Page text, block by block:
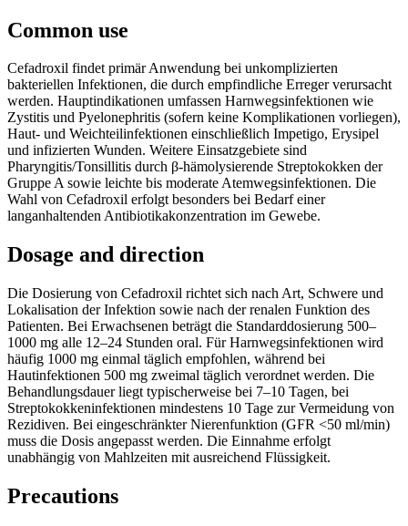
Common use
Cefadroxil findet primär Anwendung bei unkomplizierten
bakteriellen Infektionen, die durch empfindliche Erreger verursacht
werden. Hauptindikationen umfassen Harnwegsinfektionen wie
Zystitis und Pyelonephritis (sofern keine Komplikationen vorliegen),
Haut- und Weichteilinfektionen einschließlich Impetigo, Erysipel
und infizierten Wunden. Weitere Einsatzgebiete sind
Pharyngitis/Tonsillitis durch β-hämolysierende Streptokokken der
Gruppe A sowie leichte bis moderate Atemwegsinfektionen. Die
Wahl von Cefadroxil erfolgt besonders bei Bedarf einer
langanhaltenden Antibiotikakonzentration im Gewebe.
Dosage and direction
Die Dosierung von Cefadroxil richtet sich nach Art, Schwere und
Lokalisation der Infektion sowie nach der renalen Funktion des
Patienten. Bei Erwachsenen beträgt die Standarddosierung 500–
1000 mg alle 12–24 Stunden oral. Für Harnwegsinfektionen wird
häufig 1000 mg einmal täglich empfohlen, während bei
Hautinfektionen 500 mg zweimal täglich verordnet werden. Die
Behandlungsdauer liegt typischerweise bei 7–10 Tagen, bei
Streptokokkeninfektionen mindestens 10 Tage zur Vermeidung von
Rezidiven. Bei eingeschränkter Nierenfunktion (GFR <50 ml/min)
muss die Dosis angepasst werden. Die Einnahme erfolgt
unabhängig von Mahlzeiten mit ausreichend Flüssigkeit.
Precautions